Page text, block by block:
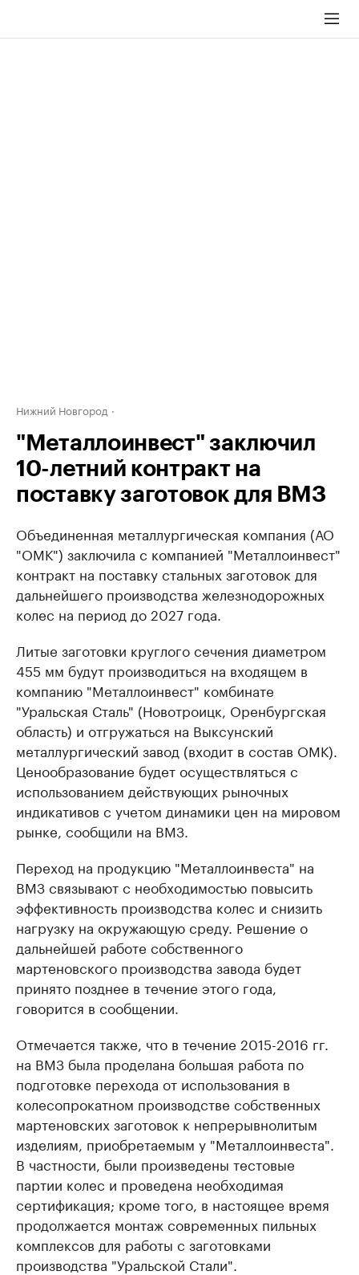
Нижний Новгород
"Металлоинвест" заключил
10-летний контракт на
поставку заготовок для ВМЗ
Объединенная металлургическая компания (АО
"ОМК") заключила с компанией "Металлоинвест"
контракт на поставку стальных заготовок для
дальнейшего производства железнодорожных
колес на период до 2027 года.
Литые заготовки круглого сечения диаметром
455 мм будут производиться на входящем в
компанию "Металлоинвест" комбинате
"Уральская Сталь" (Новотроицк, Оренбургская
область) и отгружаться на Выксунский
металлургический завод (входит в состав ОМК).
Ценообразование будет осуществляться с
использованием действующих рыночных
индикативов с учетом динамики цен на мировом
рынке, сообщили на ВМЗ.
Переход на продукцию "Металлоинвеста" на
ВМЗ связывают с необходимостью повысить
эффективность производства колес и снизить
нагрузку на окружающую среду. Решение о
дальнейшей работе собственного
мартеновского производства завода будет
принято позднее в течение этого года,
говорится в сообщении.
Отмечается также, что в течение 2015-2016 гг.
на ВМЗ была проделана большая работа по
подготовке перехода от использования в
колесопрокатном производстве собственных
мартеновских заготовок к непрерывнолитым
изделиям, приобретаемым у "Металлоинвеста".
В частности, были произведены тестовые
партии колес и проведена необходимая
сертификация; кроме того, в настоящее время
продолжается монтаж современных пильных
комплексов для работы с заготовками
производства "Уральской Стали".